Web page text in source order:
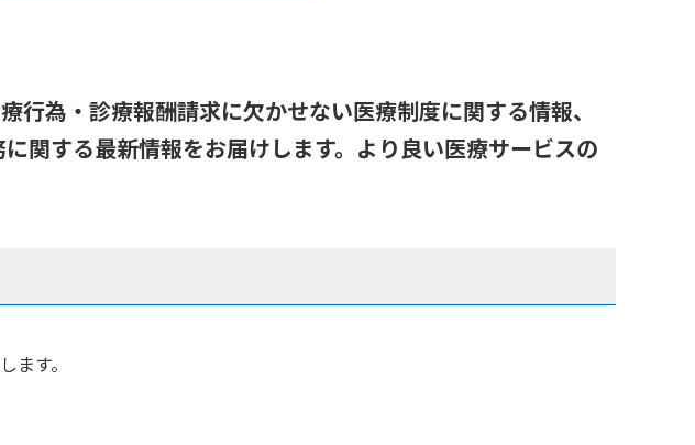
為・診療報酬請求に欠かせない医療制度に関する情報、
関する最新情報をお届けします。より良い医療サービスの
す。